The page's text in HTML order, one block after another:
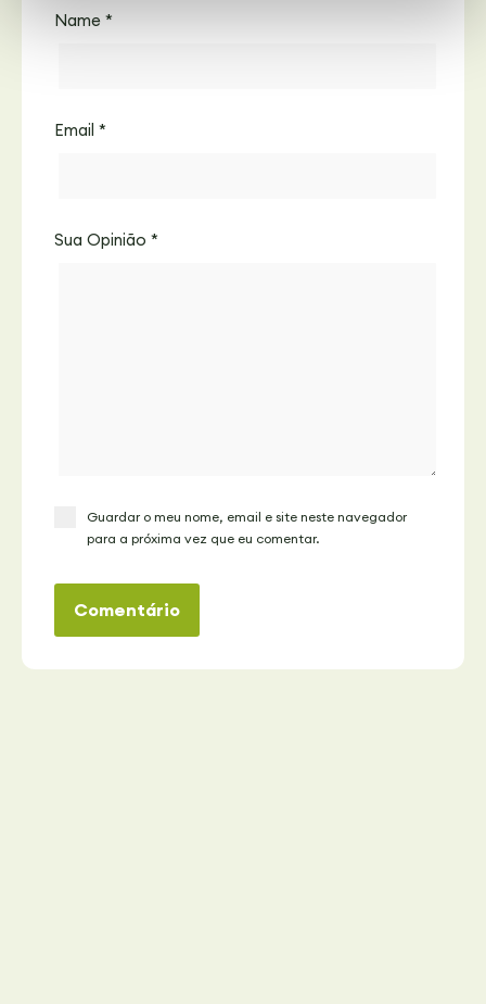
Name *
Email *
Sua Opinião *
Guardar o meu nome, email e site neste navegador
para a próxima vez que eu comentar.
Comentário